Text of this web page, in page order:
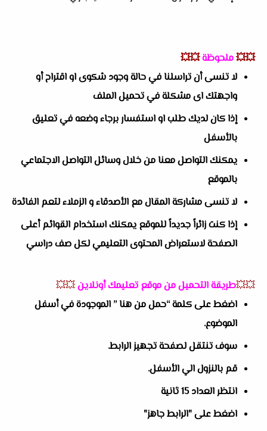
💥💥ملحوظة💥💥
لا تنسى أن تراسلنا في حالة وجود شكوى او اقتراح أو
واجهتك اى مشكلة في تحميل الملف
إذا كان لديك طلب او استفسار برجاء وضعه في تعليق
بالأسفل
يمكنك التواصل معنا من خلال وسائل التواصل الاجتماعي
بالموقع
لا تنسى مشاركة المقال مع الأصدقاء و الزملاء لتعم الفائدة
إذا كنت زائراً جديداً للموقع يمكنك استخدام القوائم أعلى
الصفحة لاستعراض المحتوى التعليمي لكل صف دراسي
💥💥طريقة التحميل من موقع تعليمك أونلاين💥💥
اضغط على كلمة “حمل من هنا ” الموجودة في أسفل
الموضوع.
سوف تنتقل لصفحة تجهيز الرابط.
قم بالنزول الي الأسفل.
انتظر العداد 15 ثانية
اضغط على "الرابط جاهز"